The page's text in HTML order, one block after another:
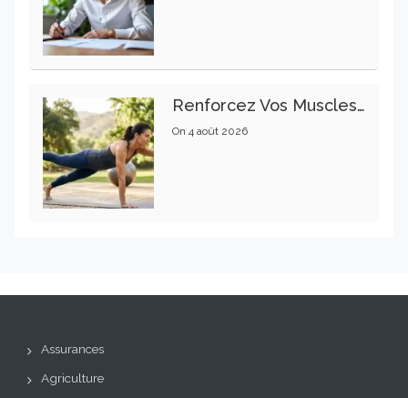
Renforcez Vos Muscles Profonds Pour Apaiser Votre Mal De Dos
On 4 août 2026
Assurances
Agriculture